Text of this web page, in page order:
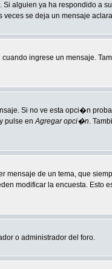
. Si alguien ya ha respondido a
se deja un mensaje
cuando ingrese un mensaje.
Si no ve esta opci�n
pulse enAgregar opci�n.
mensaje de un tema, que
modificar la encuesta. Esto
o administrador del foro.